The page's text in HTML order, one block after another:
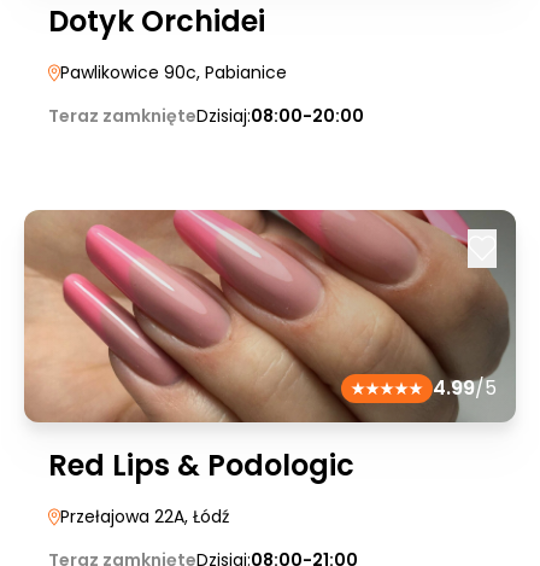
Dotyk Orchidei
Pawlikowice 90c, Pabianice
Teraz zamknięteDzisiaj:08:00-20:00
4.99/5
Red Lips & Podologic
Przełajowa 22A, Łódź
Teraz zamknięteDzisiaj:08:00-21:00